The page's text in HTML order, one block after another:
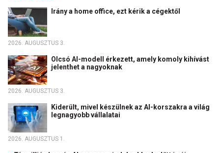
Irány a home office, ezt kérik a cégektől
2026. AUGUSZTUS 3.
Olcsó AI-modell érkezett, amely komoly kihívást
jelenthet a nagyoknak
2026. AUGUSZTUS 3.
Kiderült, mivel készülnek az AI-korszakra a világ
legnagyobb vállalatai
2026. AUGUSZTUS 1.